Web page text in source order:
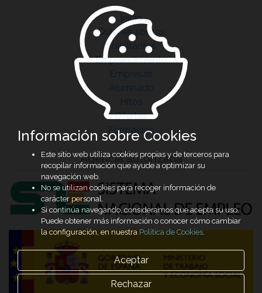
Inicio
Quiénes somos
Solicitantes
Emprendimiento
Empresas
Alumnado
Hitos
Ofertas
Formación
Agencia autorizada
Información sobre Cookies
Este sitio web utiliza cookies propias y de terceros para
recopilar información que ayude a optimizar su
navegación web.
No se utilizan cookies para recoger información de
carácter personal.
Si continúa navegando, consideramos que acepta su uso.
Puede obtener más información o conocer cómo cambiar
la configuración, en nuestraPolítica de Cookies.
Aceptar
Rechazar